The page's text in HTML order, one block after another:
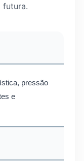
futura.
pressão
e